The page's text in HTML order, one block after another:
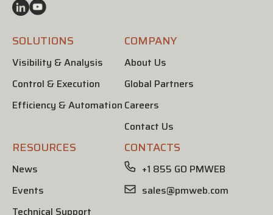
SOLUTIONS
Visibility & Analysis
Control & Execution
Efficiency & Automation
COMPANY
About Us
Global Partners
Careers
Contact Us
RESOURCES
News
Events
Technical Support
CONTACTS
+1 855 GO PMWEB
sales@pmweb.com